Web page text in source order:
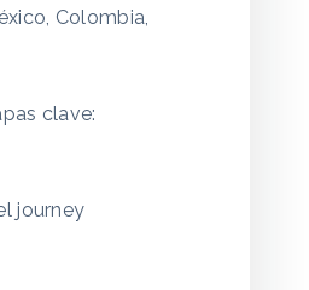
Colombia,
clave:
journey